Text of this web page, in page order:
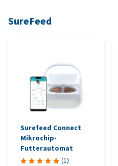
SureFeed
Surefeed Connect
Mikrochip-
Futterautomat
(1)